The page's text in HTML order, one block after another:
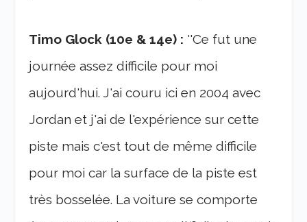
Timo Glock (10e & 14e) : ''Ce fut une
journée assez difficile pour moi
aujourd'hui. J'ai couru ici en 2004 avec
Jordan et j'ai de l'expérience sur cette
piste mais c'est tout de même difficile
pour moi car la surface de la piste est
très bosselée. La voiture se comporte